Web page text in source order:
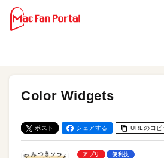
Color Widgets
ポスト シェアする URLのコピ
アプリ 便利技